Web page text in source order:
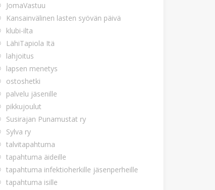
JomaVastuu
Kansainvälinen lasten syövän päivä
klubi-ilta
LähiTapiola Itä
lahjoitus
lapsen menetys
ostoshetki
palvelu jäsenille
pikkujoulut
Susirajan Punamustat ry
Sylva ry
talvitapahtuma
tapahtuma äideille
tapahtuma infektioherkille jäsenperheille
tapahtuma isille